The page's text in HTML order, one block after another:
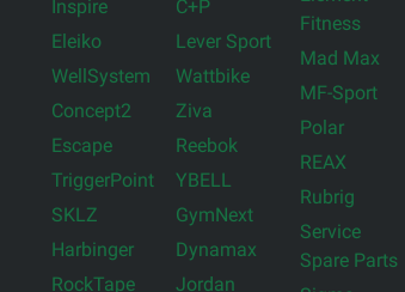
Inspire
Eleiko
WellSystem
Concept2
Escape
TriggerPoint
SKLZ
Harbinger
RockTape
C+P
Lever Sport
Wattbike
Ziva
Reebok
YBELL
GymNext
Dynamax
Jordan
Fitness
Mad Max
MF-Sport
Polar
REAX
Rubrig
Service
Spare Parts